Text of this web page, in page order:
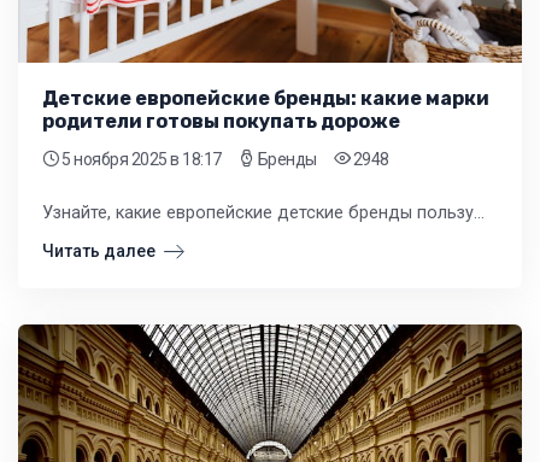
Детские европейские бренды: какие марки
родители готовы покупать дороже
5 ноября 2025в 18:17 Бренды 2948
Узнайте, какие европейские детские бренды пользуются спросом в рознице и почему родители готовы платить за них больше. Стратегии закупок и мерчандайзинга для увеличения прибыли вашего магазина.
Читать далее